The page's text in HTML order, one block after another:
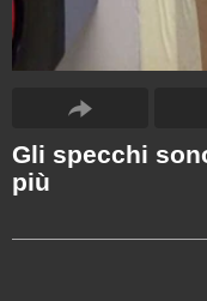
Gli specchi
più